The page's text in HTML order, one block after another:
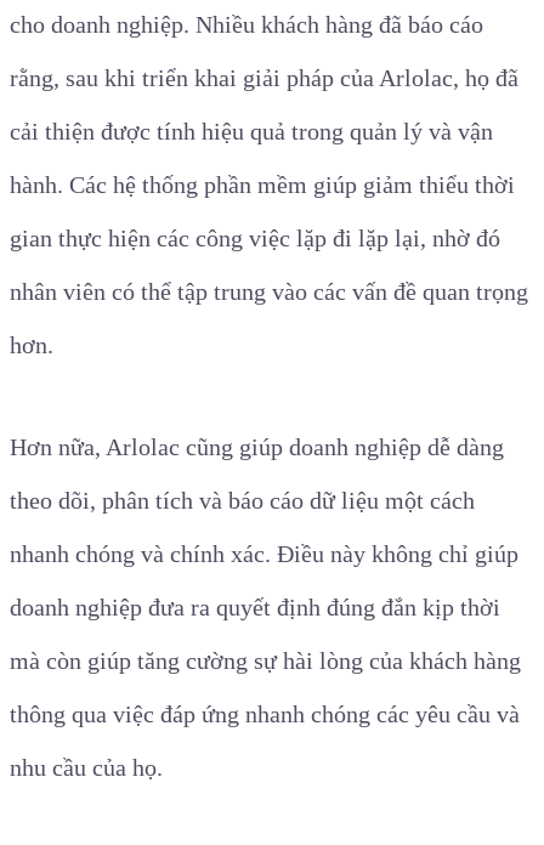
cho doanh nghiệp. Nhiều khách hàng đã báo cáo
rằng, sau khi triển khai giải pháp của Arlolac, họ đã
cải thiện được tính hiệu quả trong quản lý và vận
hành. Các hệ thống phần mềm giúp giảm thiểu thời
gian thực hiện các công việc lặp đi lặp lại, nhờ đó
nhân viên có thể tập trung vào các vấn đề quan trọng
hơn.
Hơn nữa, Arlolac cũng giúp doanh nghiệp dễ dàng
theo dõi, phân tích và báo cáo dữ liệu một cách
nhanh chóng và chính xác. Điều này không chỉ giúp
doanh nghiệp đưa ra quyết định đúng đắn kịp thời
mà còn giúp tăng cường sự hài lòng của khách hàng
thông qua việc đáp ứng nhanh chóng các yêu cầu và
nhu cầu của họ.